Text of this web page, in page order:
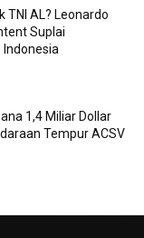
TNI AL? Leonardo
Suplai
Indonesia
1,4 Miliar Dollar
Tempur ACSV